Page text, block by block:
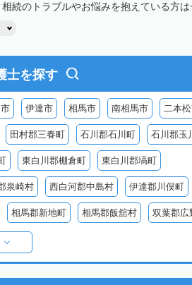
続のトラブルやお悩みを抱えている方
士を探す
伊達市 相馬市 南相馬市 二本
田村郡三春町 石川郡石川町 石川郡玉
東白川郡棚倉町 東白川郡塙町
泉崎村 西白河郡中島村 伊達郡川俣町
相馬郡新地町 相馬郡飯舘村 双葉郡広
原村 河沼郡会津坂下町 河沼郡柳津町